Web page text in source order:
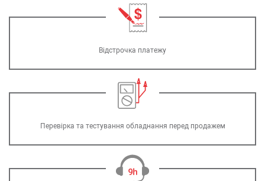
Відстрочка платежу
Перевірка та тестування обладнання перед продажем